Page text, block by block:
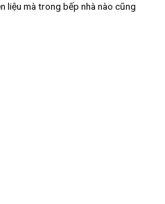
liệu mà trong bếp nhà nào cũng